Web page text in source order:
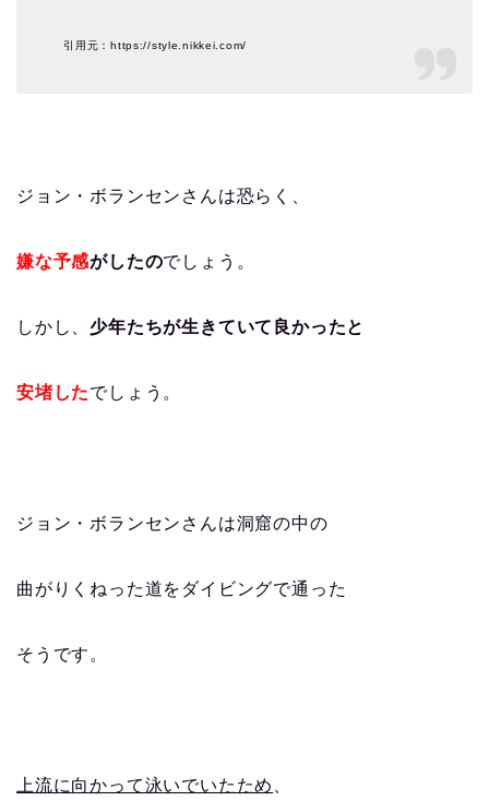
引用元：https://style.nikkei.com/
ジョン・ボランセンさんは恐らく、
嫌な予感がしたのでしょう。
しかし、 少年たちが生きていて良かったと
安堵したでしょう。
ジョン・ボランセンさんは洞窟の中の
曲がりくねった道をダイビングで通った
そうです。
上流に向かって泳いでいたため